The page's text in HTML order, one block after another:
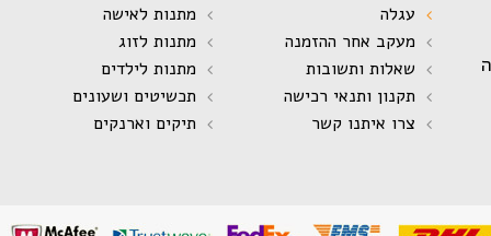
מתנות לאישה
מתנות לזוג
מתנות לילדים
תכשיטים ושעונים
תיקים וארנקים
עגלה
מעקב אחר ההזמנה
שאלות ותשובות
תקנון ותנאי רכישה
צרו איתנו קשר